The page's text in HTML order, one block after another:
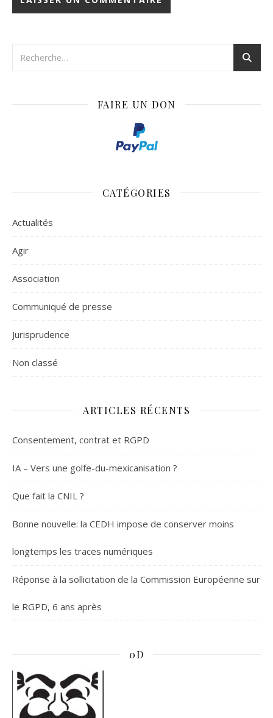
FAIRE UN DON
CATÉGORIES
Actualités
Agir
Association
Communiqué de presse
Jurisprudence
Non classé
ARTICLES RÉCENTS
Consentement, contrat et RGPD
IA – Vers une golfe-du-mexicanisation ?
Que fait la CNIL ?
Bonne nouvelle: la CEDH impose de conserver moins
longtemps les traces numériques
Réponse à la sollicitation de la Commission Européenne sur
le RGPD, 6 ans après
0D